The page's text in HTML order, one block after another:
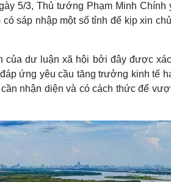
khấu - Điện ảnh
sản
Nghệ sĩ
Thời trang
5/3, Thủ tướng Phạm Minh Chính
sáp nhập một số tỉnh để kịp xin
dư luận xã hội bởi đây được
ứng yêu cầu tăng trưởng kinh tế
nhận diện và có cách thức để